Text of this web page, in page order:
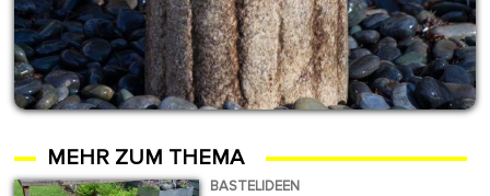
MEHR ZUM THEMA
BASTELIDEEN